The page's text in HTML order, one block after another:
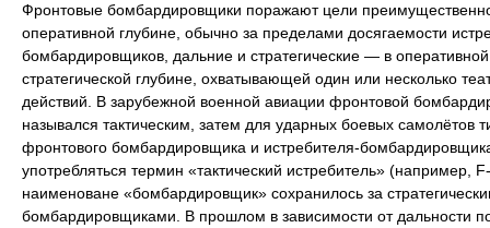
Фронтовые бомбардировщики поражают цели
оперативной глубине, обычно за пределами досягаемости
бомбардировщиков, дальние и стратегические — в
стратегической глубине, охватывающей один или несколько
действий. В зарубежной военной авиации фронтовой
назывался тактическим, затем для ударных боевых самолётов
фронтового бомбардировщика и истребителя-
употребляться термин «тактический истребитель» (например,
наименоване «бомбардировщик» сохранилось за
бомбардировщиками. В прошлом в зависимости от дальности